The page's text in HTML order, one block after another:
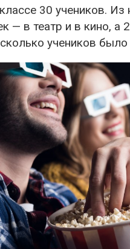
30 учеников. Из
— в театр и в кино, а
учеников